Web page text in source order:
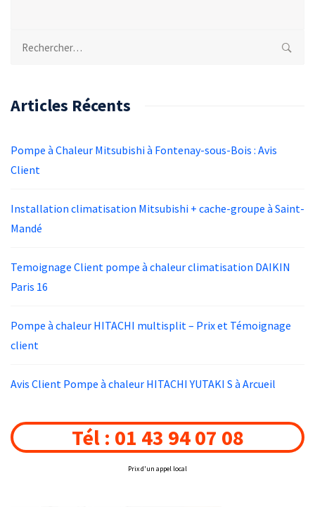
Rechercher :
Articles Récents
Pompe à Chaleur Mitsubishi à Fontenay-sous-Bois : Avis
Client
Installation climatisation Mitsubishi + cache-groupe à Saint-
Mandé
Temoignage Client pompe à chaleur climatisation DAIKIN
Paris 16
Pompe à chaleur HITACHI multisplit – Prix et Témoignage
client
Avis Client Pompe à chaleur HITACHI YUTAKI S à Arcueil
Tél : 01 43 94 07 08
Prix d'un appel local